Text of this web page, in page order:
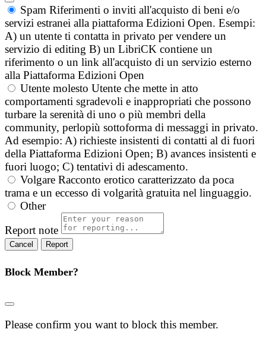
Spam Riferimenti o inviti all'acquisto di beni e/o
servizi estranei alla piattaforma Edizioni Open. Esempi:
A) un utente ti contatta in privato per vendere un
servizio di editing B) un LibriCK contiene un
riferimento o un link all'acquisto di un servizio esterno
alla Piattaforma Edizioni Open
Utente molesto Utente che mette in atto
comportamenti sgradevoli e inappropriati che possono
turbare la serenità di uno o più membri della
community, perlopiù sottoforma di messaggi in privato.
Ad esempio: A) richieste insistenti di contatti al di fuori
della Piattaforma Edizioni Open; B) avances insistenti e
fuori luogo; C) tentativi di adescamento.
Volgare Racconto erotico caratterizzato da poca
trama e un eccesso di volgarità gratuita nel linguaggio.
Other
Report note
Report
Block Member?
Please confirm you want to block this member.